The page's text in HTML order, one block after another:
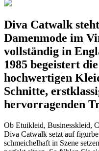
Diva Catwalk
Damenmode im
vollständig in
1985 begeistert
hochwertigen
Schnitte,
hervorragenden
Ob Etuikleid, Businesskleid,
Diva Catwalk setzt auf
schmeichelhaft in Szene